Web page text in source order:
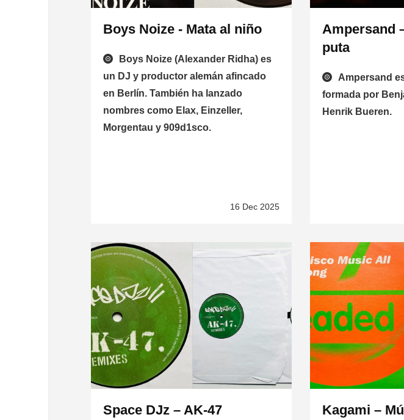
Boys Noize - Mata al niño
Boys Noize (Alexander Ridha) es
un DJ y productor alemán afincado
en Berlín. También ha lanzado
nombres como Elax, Einzeller,
Morgentau y 909d1sco.
16 Dec 2025
Ampersand
puta
Ampersand
formada por
Henrik Bueren.
Space DJz – AK-47 Kagami –